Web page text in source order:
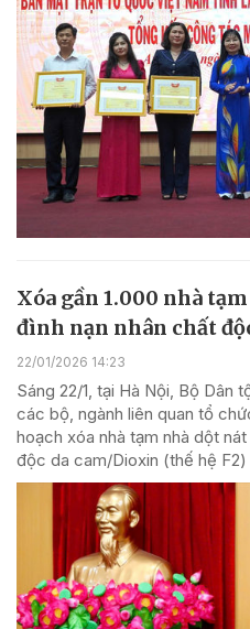
Xóa gần 1.000 nhà
đình nạn nhân chất
22/01/2026 14:23
Sáng 22/1, tại Hà Nội, Bộ Dân
các bộ, ngành liên quan tổ
hoạch xóa nhà tạm nhà dột
độc da cam/Dioxin (thế hệ F2)